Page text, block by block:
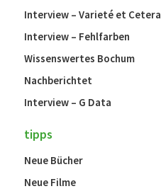
Interview – Varieté et Cetera
Interview – Fehlfarben
Wissenswertes Bochum
Nachberichtet
Interview – G Data
tipps
Neue Bücher
Neue Filme